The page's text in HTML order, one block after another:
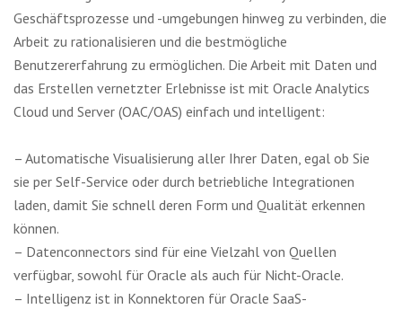
Geschäftsprozesse und -umgebungen hinweg zu verbinden, die
Arbeit zu rationalisieren und die bestmögliche
Benutzererfahrung zu ermöglichen. Die Arbeit mit Daten und
das Erstellen vernetzter Erlebnisse ist mit Oracle Analytics
Cloud und Server (OAC/OAS) einfach und intelligent:
– Automatische Visualisierung aller Ihrer Daten, egal ob Sie
sie per Self-Service oder durch betriebliche Integrationen
laden, damit Sie schnell deren Form und Qualität erkennen
können.
– Datenconnectors sind für eine Vielzahl von Quellen
verfügbar, sowohl für Oracle als auch für Nicht-Oracle.
– Intelligenz ist in Konnektoren für Oracle SaaS-